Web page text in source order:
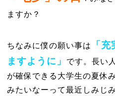
ますか？
ちなみに僕の願い事は
「
ますように」
です。長い
が確保できる大学生の夏休
みたいなーって最近しみじ